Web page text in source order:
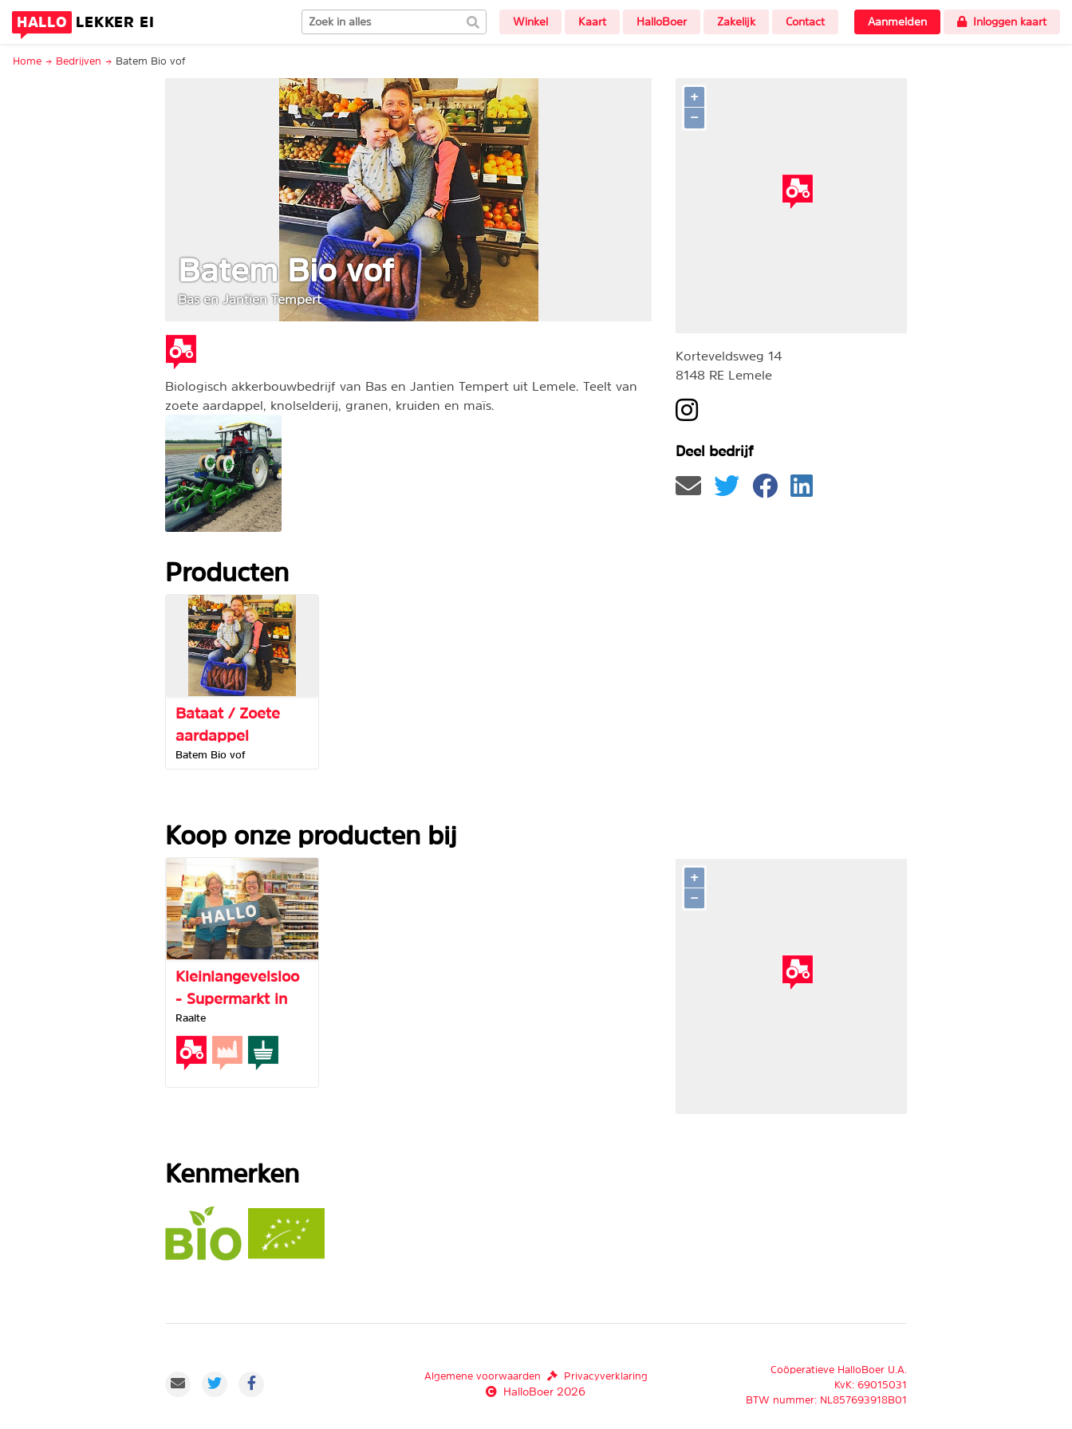
HALLO LEKKER EI Winkel Kaart HalloBoer Zakelijk Contact Aanmelden Inloggen kaart
Home Bedrijven Batem Bio vof
Batem Bio vof
Bas en Jantien Tempert
Biologisch akkerbouwbedrijf van Bas en Jantien Tempert uit Lemele. Teelt van
zoete aardappel, knolselderij, granen, kruiden en maïs.
Producten
Bataat / Zoete
aardappel
Batem Bio vof
+
−
Korteveldsweg 14
8148 RE Lemele
Deel bedrijf
Koop onze producten bij
Kleinlangevelsloo
- Supermarkt in
het Bos -
Melkveebedrijf
Raalte
+
−
Kenmerken
Algemene voorwaarden Privacyverklaring
HalloBoer 2026
Coöperatieve HalloBoer U.A.
KvK: 69015031
BTW nummer: NL857693918B01